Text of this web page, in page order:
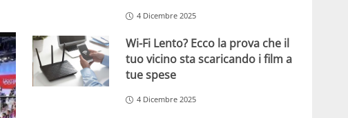
4 Dicembre 2025
Wi-Fi Lento? Ecco la prova che il
tuo vicino sta scaricando i film a
tue spese
4 Dicembre 2025